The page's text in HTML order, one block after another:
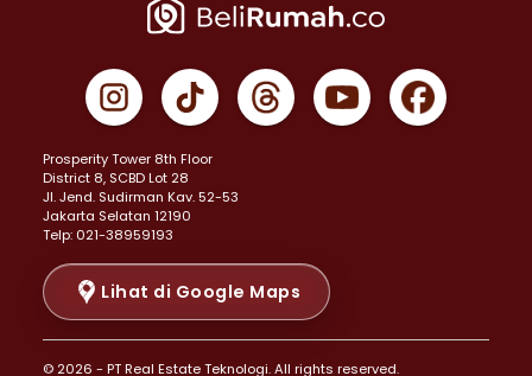
Properti Dijual di Jakarta Pusat >
Properti Dijual di Gambir >
Properti Dijual di Johar Baru >
Properti Dijual di Menteng >
Properti Dijual di Senen >
Properti Dijual di Tanah Abang >
Properti Dijual di Cikini >
Properti Dijual di Kramat >
Properti Dijual di Pasar Baru >
Properti Dijual di Bendungan Hilir >
Prosperity Tower 8th Floor
District 8, SCBD Lot 28
JI. Jend. Sudirman Kav. 52-53
Jakarta Selatan 12190
Telp: 021-38959193
Lihat di Google Maps
© 2026 - PT Real Estate Teknologi. All rights reserved.